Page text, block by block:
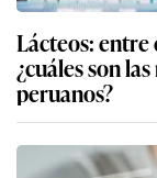
Lácteos: entre
¿cuáles son
peruanos?